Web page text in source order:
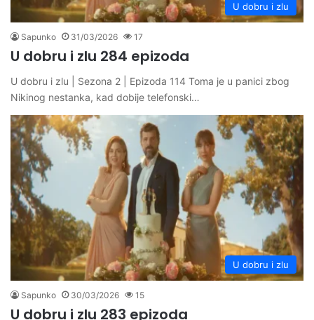
U dobru i zlu
Sapunko 31/03/2026 17
U dobru i zlu 284 epizoda
U dobru i zlu | Sezona 2 | Epizoda 114 Toma je u panici zbog
Nikinog nestanka, kad dobije telefonski…
U dobru i zlu
Sapunko 30/03/2026 15
U dobru i zlu 283 epizoda